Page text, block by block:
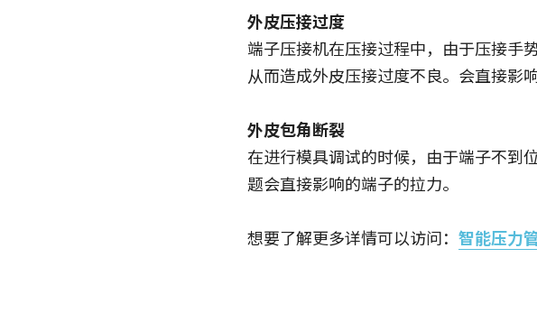
外皮压接过度
端子压接机在压接过程中，由于压接手
从而造成外皮压接过度不良。会直接影
外皮包角断裂
在进行模具调试的时候，由于端子不到
题会直接影响的端子的拉力。
想要了解更多详情可以访问： 智能压力